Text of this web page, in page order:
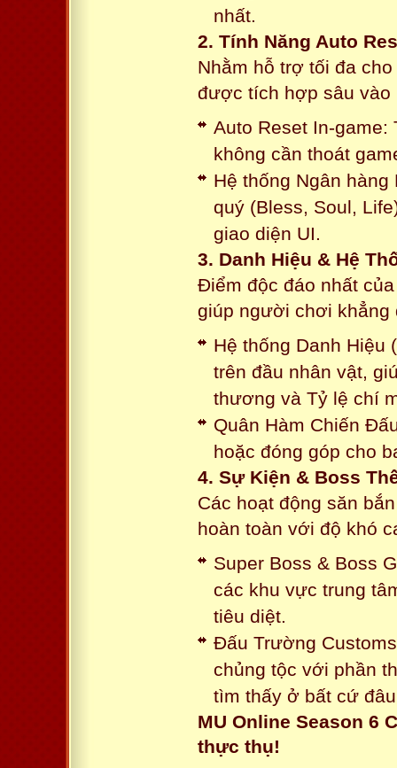
nhất.
2. Tính Năng Auto
Nhằm hỗ trợ tối đa
được tích hợp sâu vào
Auto Reset In-game:
không cần thoát
Hệ thống Ngân
quý (Bless, Soul,
giao diện UI.
3. Danh Hiệu & Hệ
Điểm độc đáo nhất
giúp người chơi khẳng
Hệ thống Danh Hiệu
trên đầu nhân vật,
thương và Tỷ lệ chí
Quân Hàm Chiến
hoặc đóng góp cho
4. Sự Kiện & Boss
Các hoạt động săn
hoàn toàn với độ khó
Super Boss & Boss
các khu vực trung
tiêu diệt.
Đấu Trường
chủng tộc với phần
tìm thấy ở bất cứ
MU Online Season 6
thực thụ!